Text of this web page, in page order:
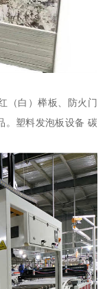
（白）榉板、防火门
。塑料发泡板设备 碳